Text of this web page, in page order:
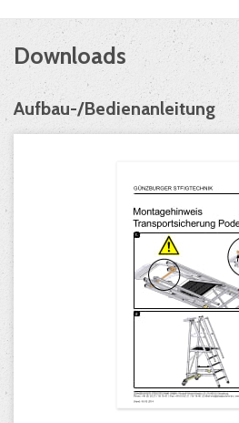
Downloads
Aufbau-/Bedienanleitung